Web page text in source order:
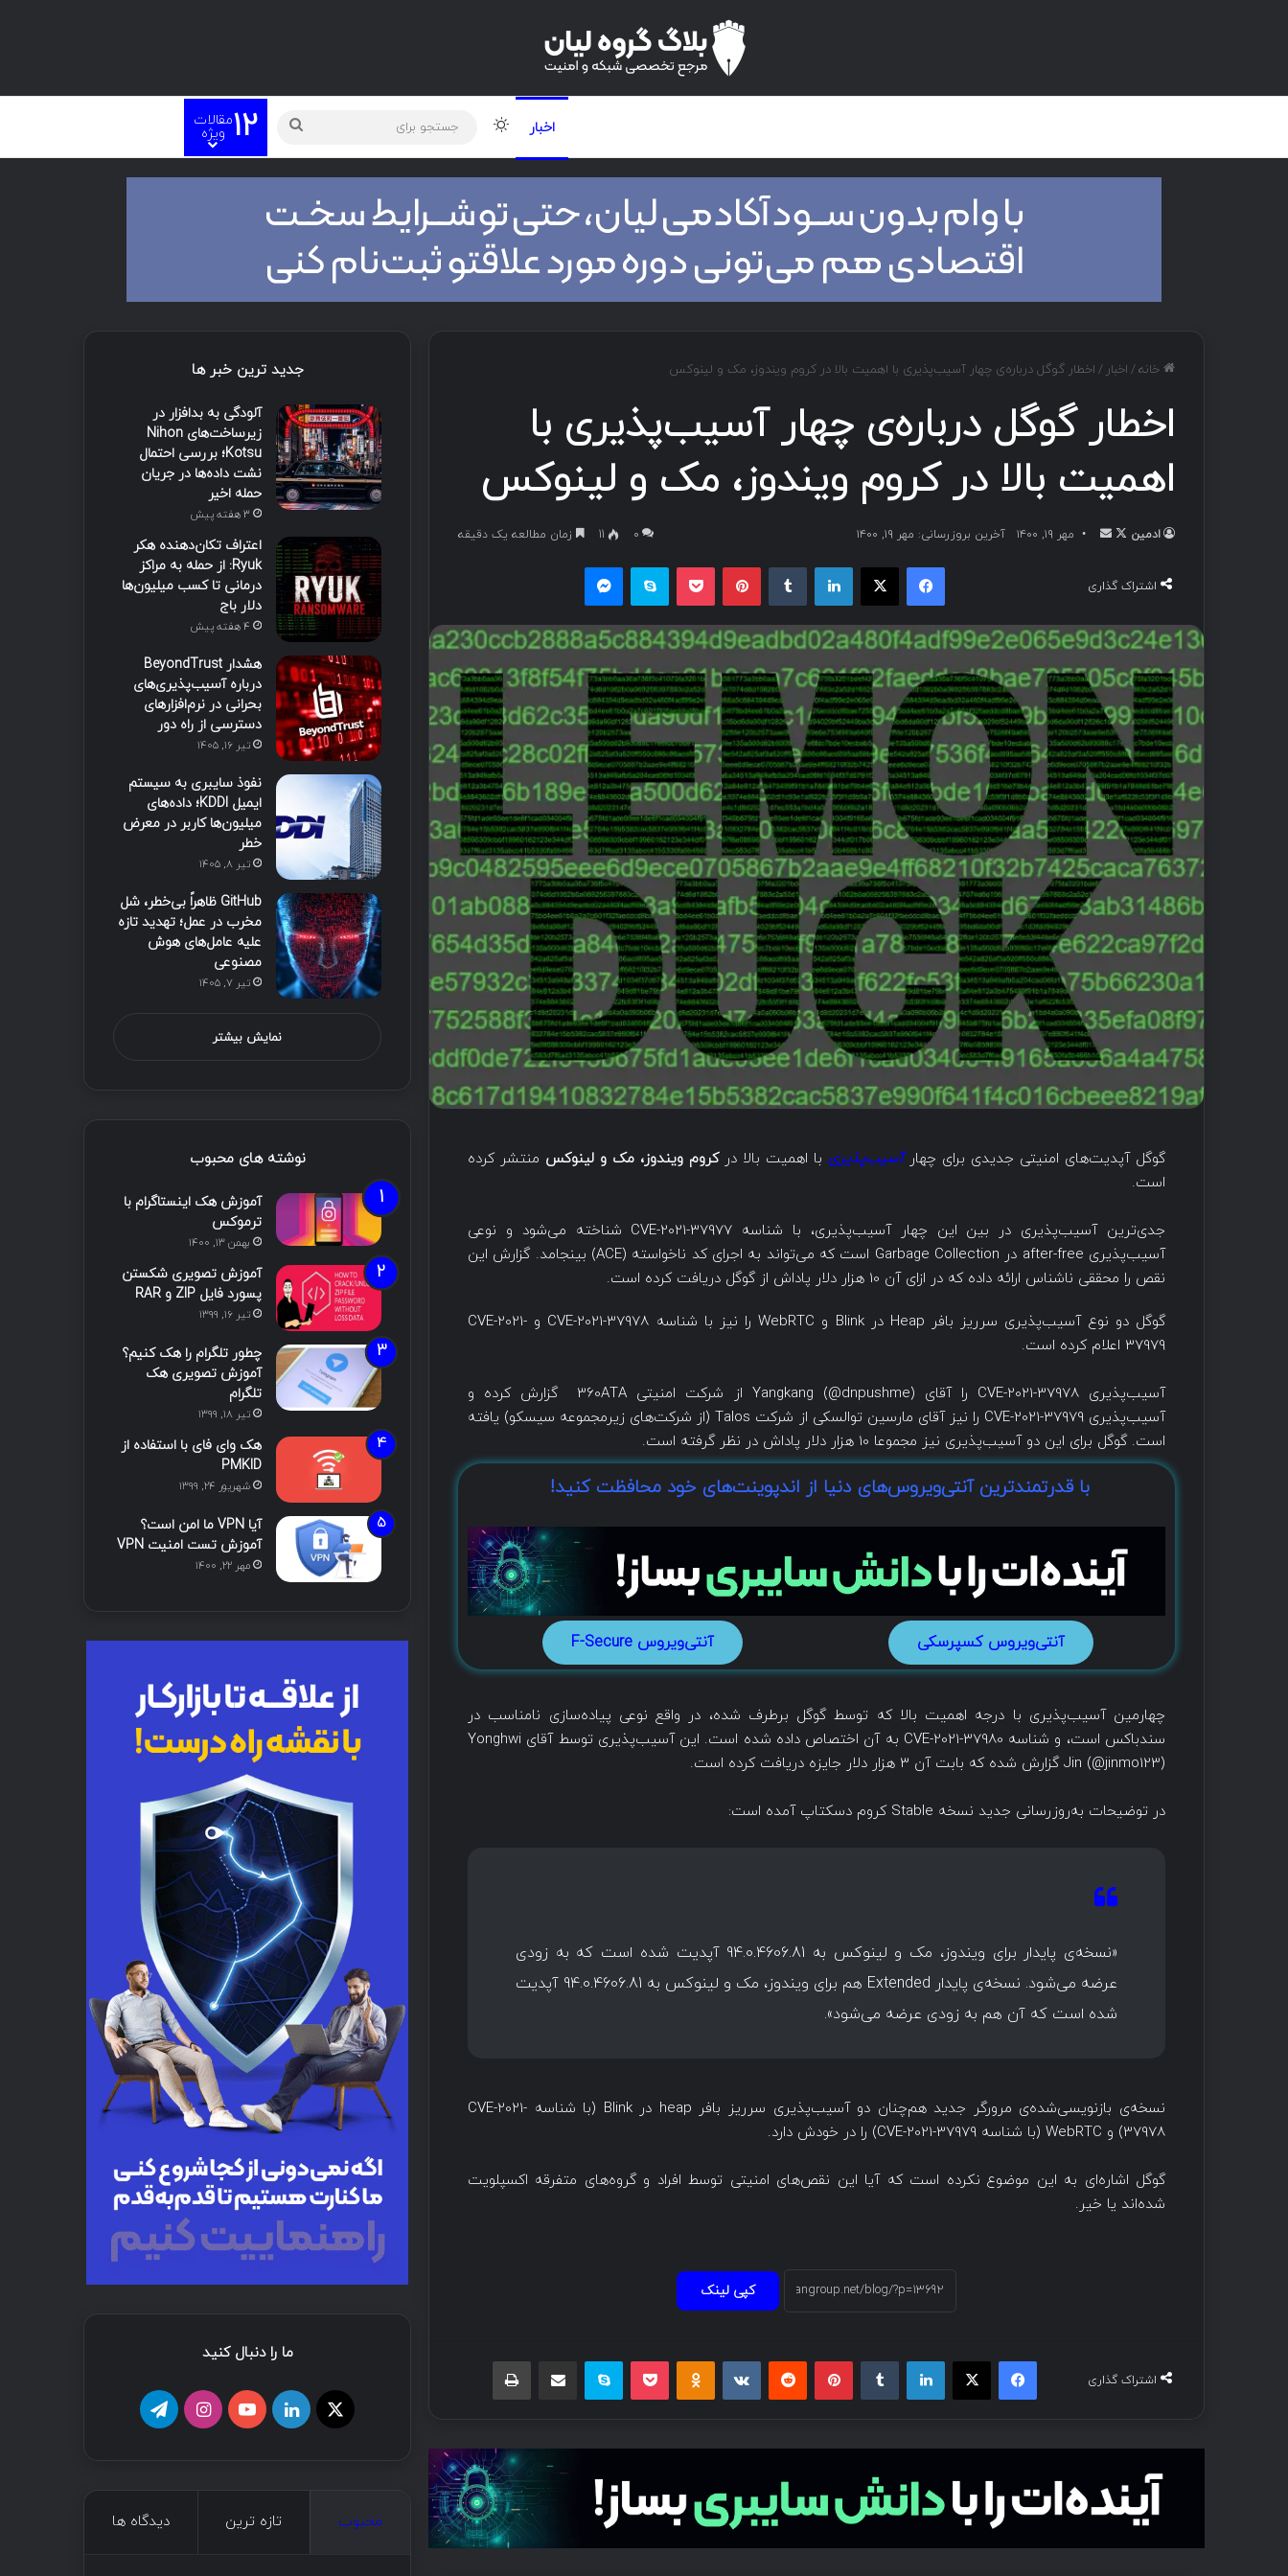
اخبار 12مقالات
ویژه
خانه/ اخبار / اخطار گوگل درباره‌ی چهار آسیب‌پذیری با اهمیت بالا در کروم ویندوز، مک و لینوکس
اخطار گوگل درباره‌ی چهار آسیب‌پذیری با
اهمیت بالا در کروم ویندوز، مک و لینوکس
ادمین مهر ۱۹, ۱۴۰۰ آخرین بروزرسانی: مهر ۱۹, ۱۴۰۰ ۰ 11 زمان مطالعه یک دقیقه
اشتراک گذاری
گوگل آپدیت‌های امنیتی جدیدی برای چهارآسیب‌پذیری با اهمیت بالا درکروم ویندوز، مک و لینوکس منتشر کرده
است.
جدی‌ترین آسیب‌پذیری در بین این چهار آسیب‌پذیری، با شناسه CVE-2021-37977 شناخته می‌شود و نوعی
آسیب‌پذیری after-free در Garbage Collection است که می‌تواند به اجرای کد ناخواسته‌ (ACE) بینجامد. گزارش این
نقص را محققی ناشناس ارائه داده که در ازای آن 10 هزار دلار پاداش از گوگل دریافت کرده است.
گوگل دو نوع آسیب‌پذیری سرریز بافر Heap در Blink و WebRTC را نیز با شناسه CVE-2021-37978 و CVE-2021-
37979 اعلام کرده است.
آسیب‌پذیری CVE-2021-37978 را آقای Yangkang (@dnpushme) از شرکت امنیتی 360ATA گزارش کرده و
آسیب‌پذیری CVE-2021-37979 را نیز آقای مارسین توالسکی از شرکت Talos (از شرکت‌های زیرمجموعه سیسکو) یافته
است. گوگل برای این دو آسیب‌پذیری نیز مجموعا 10 هزار دلار پاداش در نظر گرفته است.
با قدرتمندترین آنتی‌ویروس‌های دنیا از اندپوینت‌های خود محافظت کنید!
آنتی‌ویروس کسپرسکی آنتی‌ویروس F-Secure
چهارمین آسیب‌پذیری با درجه اهمیت بالا که توسط گوگل برطرف شده، در واقع نوعی پیاده‌سازی نامناسب در
سندباکس است، و شناسه CVE-2021-37980 به آن اختصاص داده شده است. این آسیب‌پذیری توسط آقای Yonghwi
Jin (@jinmo123) گزارش شده که بابت آن 3 هزار دلار جایزه دریافت کرده است.
در توضیحات به‌روزرسانی جدید نسخه Stable کروم دسکتاپ آمده است:
«نسخه‌ی پایدار برای ویندوز، مک و لینوکس به 94.0.4606.81 آپدیت شده است که به زودی
عرضه می‌شود. نسخه‌ی پایدار Extended هم برای ویندوز، مک و لینوکس به 94.0.4606.81 آپدیت
شده است که آن هم به زودی عرضه می‌شود».
نسخه‌ی بازنویسی‌شده‌ی مرورگر جدید هم‌چنان دو آسیب‌پذیری سرریز بافر heap در Blink (با شناسه CVE-2021-
37978) و WebRTC (با شناسه CVE-2021-37979) را در خودش دارد.
گوگل اشاره‌ای به این موضوع نکرده است که آیا این نقص‌های امنیتی توسط افراد و گروه‌های متفرقه اکسپلویت
شده‌اند یا خیر.
کپی لینک
اشتراک گذاری
جدید ترین خبر ها
آلودگی به بدافزار در
زیرساخت‌های Nihon
Kotsu؛ بررسی احتمال
نشت داده‌ها در جریان
حمله اخیر
3 هفته پیش
اعتراف تکان‌دهنده هکر
Ryuk: از حمله به مراکز
درمانی تا کسب میلیون‌ها
دلار باج
4 هفته پیش
هشدار BeyondTrust
درباره آسیب‌پذیری‌های
بحرانی در نرم‌افزارهای
دسترسی از راه دور
تیر ۱۶, ۱۴۰۵
نفوذ سایبری به سیستم
ایمیل KDDI؛ داده‌های
میلیون‌ها کاربر در معرض
خطر
تیر ۸, ۱۴۰۵
GitHub ظاهراً بی‌خطر، شل
مخرب در عمل؛ تهدید تازه
علیه عامل‌های هوش
مصنوعی
تیر ۷, ۱۴۰۵
نمایش بیشتر
نوشته های محبوب
آموزش هک اینستاگرام با
ترموکس
بهمن ۱۳, ۱۴۰۰
آموزش تصویری شکستن
پسورد فایل ZIP و RAR
تیر ۱۶, ۱۳۹۹
چطور تلگرام را هک کنیم؟
آموزش تصویری هک
تلگرام
تیر ۱۸, ۱۳۹۹
هک وای فای با استفاده از
PMKID
شهریور ۲۴, ۱۳۹۹
آیا VPN ما امن است؟
آموزش تست امنیت VPN
مهر ۲۲, ۱۴۰۰
ما را دنبال کنید
محبوب تازه ترین دیدگاه ها